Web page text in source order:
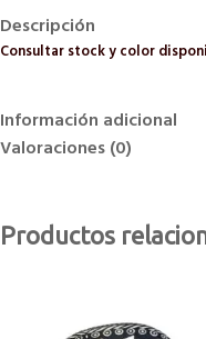
Descripción
Consultar stock y color
Información adicional
Valoraciones (0)
Productos